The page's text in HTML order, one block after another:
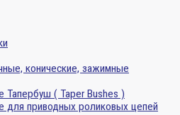
конические, зажимные
Тапербуш ( Taper Bushes )
для приводных роликовых цепей